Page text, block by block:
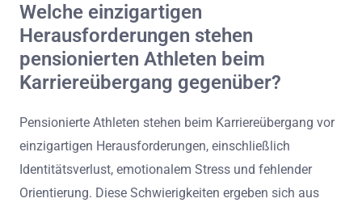
Welche einzigartigen
Herausforderungen stehen
pensionierten Athleten beim
Karriereübergang gegenüber?
Pensionierte Athleten stehen beim Karriereübergang vor
einzigartigen Herausforderungen, einschließlich
Identitätsverlust, emotionalem Stress und fehlender
Orientierung. Diese Schwierigkeiten ergeben sich aus